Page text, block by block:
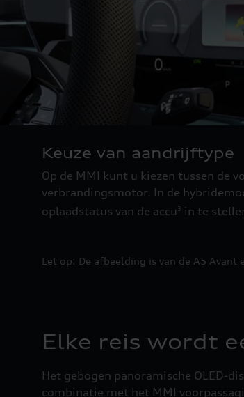
Keuze van aandrijftype
Op de MMI kunt u kiezen tussen de
verbrandingsmotor. In de
oplaadstatus van de accu 3 in te
Let op: De afbeelding is van de A5 Avant
Elke reis wordt
Het gebogen panoramische OLED-
combinatie met het MMI